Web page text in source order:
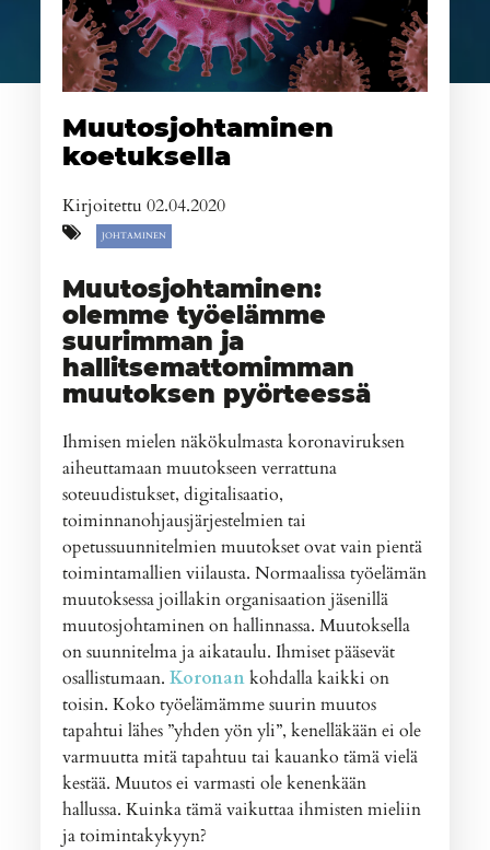
Muutosjohtaminen
koetuksella
Kirjoitettu 02.04.2020
JOHTAMINEN
Muutosjohtaminen:
olemme työelämme
suurimman ja
hallitsemattomimman
muutoksen pyörteessä
Ihmisen mielen näkökulmasta koronaviruksen
aiheuttamaan muutokseen verrattuna
soteuudistukset, digitalisaatio,
toiminnanohjausjärjestelmien tai
opetussuunnitelmien muutokset ovat vain pientä
toimintamallien viilausta. Normaalissa työelämän
muutoksessa joillakin organisaation jäsenillä
muutosjohtaminen on hallinnassa. Muutoksella
on suunnitelma ja aikataulu. Ihmiset pääsevät
osallistumaan.Koronankohdalla kaikki on
toisin. Koko työelämämme suurin muutos
tapahtui lähes ”yhden yön yli”, kenelläkään ei ole
varmuutta mitä tapahtuu tai kauanko tämä vielä
kestää. Muutos ei varmasti ole kenenkään
hallussa. Kuinka tämä vaikuttaa ihmisten mieliin
ja toimintakykyyn?